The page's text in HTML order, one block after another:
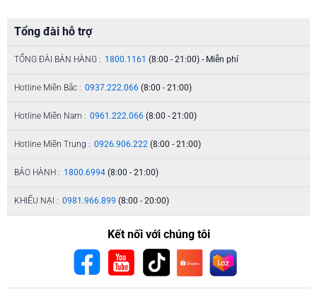
Tổng đài hỗ trợ
TỔNG ĐÀI BÁN HÀNG : 1800.1161 (8:00 - 21:00) - Miễn phí
Hotline Miền Bắc : 0937.222.066 (8:00 - 21:00)
Hotline Miền Nam : 0961.222.066 (8:00 - 21:00)
Hotline Miền Trung : 0926.906.222 (8:00 - 21:00)
BẢO HÀNH : 1800.6994 (8:00 - 21:00)
KHIẾU NẠI : 0981.966.899 (8:00 - 20:00)
Kết nối với chúng tôi